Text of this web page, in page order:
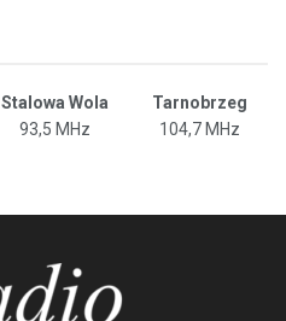
Stalowa Wola
Tarnobrzeg
93,5 MHz 104,7 MHz